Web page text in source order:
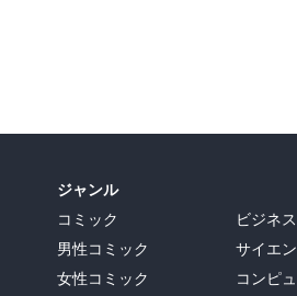
ジャンル
コミック
男性コミック
女性コミック
ビジネ
サイエ
コンピ